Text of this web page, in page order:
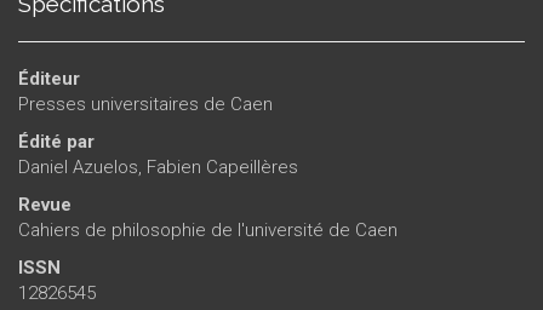
Éditeur
Presses universitaires de Caen
Édité par
Daniel Azuelos Fabien Capeillères
Revue
Cahiers de philosophie de l'université de Caen
ISSN
12826545